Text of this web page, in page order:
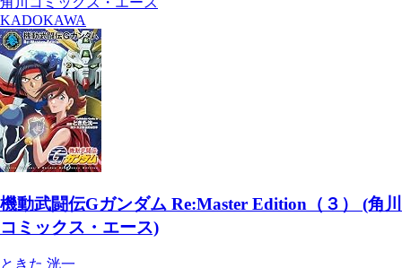
KADOKAWA
機動武闘伝Gガンダム Re:Master Edition（３） (角川
コミックス・エース)
ときた 洸一